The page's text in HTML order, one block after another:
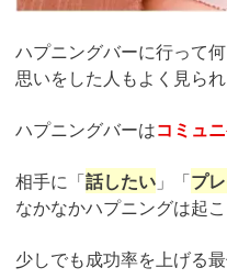
ハプニングバーに行って
思いをした人もよく見られ
ハプニングバーはコミュ
相手に「話したい 」「プ
なかなかハプニングは起こ
少しでも成功率を上げる